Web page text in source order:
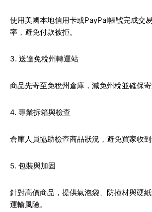
使用美國本地信用卡或PayPal帳號完成交
率，避免付款被拒。
3. 送達免稅州轉運站
商品先寄至免稅州倉庫，減免州稅並確保寄
4. 專業拆箱與檢查
倉庫人員協助檢查商品狀況，避免買家收到
5. 包裝與加固
針對高價商品，提供氣泡袋、防撞材與硬
運輸風險。